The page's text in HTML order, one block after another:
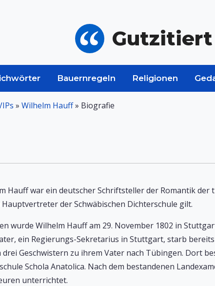
Gutzitiert
Bauernregeln Religionen
» Wilhelm Hauff» Biografie
Hauff war ein deutscher Schriftsteller der Romantik
Hauptvertreter der Schwäbischen Dichterschule gilt.
wurde Wilhelm Hauff am 29. November 1802 in
ein Regierungs-Sekretarius in Stuttgart, starb
drei Geschwistern zu ihrem Vater nach Tübingen. Dort
Schola Anatolica. Nach dem bestandenen
unterrichtet.